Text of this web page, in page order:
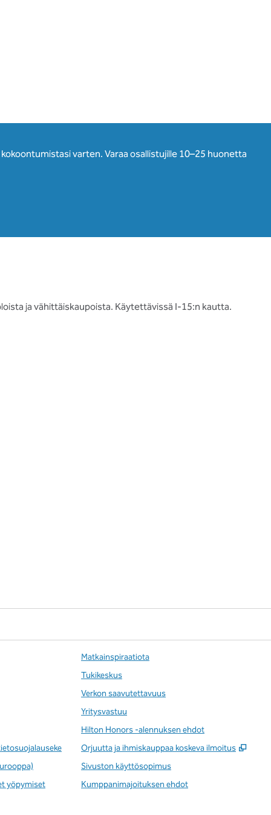
varten. Varaa osallistujille 10–25 huonetta
ja vähittäiskaupoista. Käytettävissä I-15:n kautta.
yöpymiset
Matkainspiraatiota
Tukikeskus
Verkon saavutettavuus
Yritysvastuu
Hilton Honors -alennuksen ehdot
Orjuutta ja ihmiskauppaa koskeva ilmoitus
,
Sivuston käyttösopimus
Kumppanimajoituksen ehdot